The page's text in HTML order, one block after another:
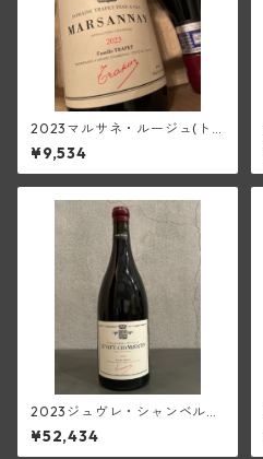
2023マルサネ・ルージュ(ト
ラペ)
¥9,534
2023ジュヴレ・シャンベルタ
ン・オストレア(トラペ)【150
0ml/マグナム】
¥52,434